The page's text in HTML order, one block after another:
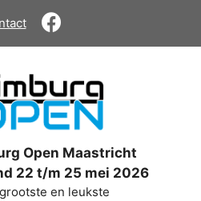
Open Maastricht
22 t/m 25 mei 2026
en leukste